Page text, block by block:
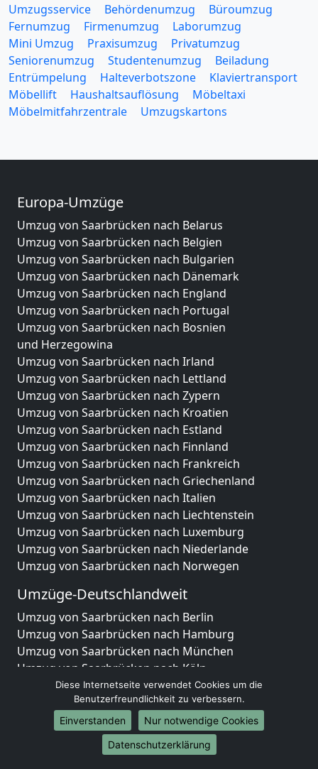
Umzugsservice Behördenumzug
Büroumzug
Fernumzug
Firmenumzug
Laborumzug
Mini Umzug
Praxisumzug
Privatumzug
Seniorenumzug
Studentenumzug
Beiladung
Entrümpelung
Halteverbotszone
Klaviertransport
Möbellift
Haushaltsauflösung
Möbeltaxi
Möbelmitfahrzentrale
Umzugskartons
Europa-Umzüge
Umzug von Saarbrücken nach Belarus
Umzug von Saarbrücken nach Belgien
Umzug von Saarbrücken nach Bulgarien
Umzug von Saarbrücken nach Dänemark
Umzug von Saarbrücken nach England
Umzug von Saarbrücken nach Portugal
Umzug von Saarbrücken nach Bosnien
und Herzegowina
Umzug von Saarbrücken nach Irland
Umzug von Saarbrücken nach Lettland
Umzug von Saarbrücken nach Zypern
Umzug von Saarbrücken nach Kroatien
Umzug von Saarbrücken nach Estland
Umzug von Saarbrücken nach Finnland
Umzug von Saarbrücken nach Frankreich
Umzug von Saarbrücken nach Griechenland
Umzug von Saarbrücken nach Italien
Umzug von Saarbrücken nach Liechtenstein
Umzug von Saarbrücken nach Luxemburg
Umzug von Saarbrücken nach Niederlande
Umzug von Saarbrücken nach Norwegen
Umzüge-Deutschlandweit
Umzug von Saarbrücken nach Berlin
Umzug von Saarbrücken nach Hamburg
Umzug von Saarbrücken nach München
Umzug von Saarbrücken nach Köln
Umzug von Saarbrücken nach Frankfurt am Main
Umzug von Saarbrücken nach Stuttgart
Umzug von Saarbrücken nach Düsseldorf
Umzug von Saarbrücken nach Leipzig
Umzug von Saarbrücken nach Dortmund
Diese Internetseite verwendet Cookies um die
Benutzerfreundlichkeit zu verbessern.
Einverstanden
Nur notwendige Cookies
Datenschutzerklärung